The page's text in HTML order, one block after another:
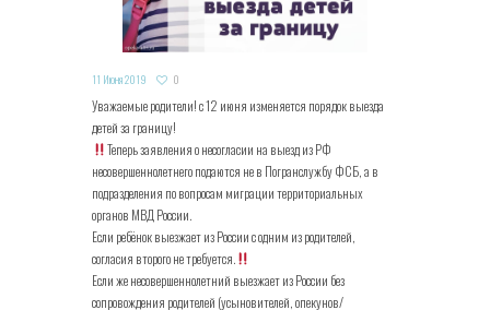
11 Июня 2019 0
Уважаемые родители! с 12 июня изменяется порядок выезда
детей за границу!
Теперь заявления о несогласии на выезд из РФ
несовершеннолетнего подаются не в Погранслужбу ФСБ, а в
подразделения по вопросам миграции территориальных
органов МВД России.
Если ребёнок выезжает из России с одним из родителей,
согласия второго не требуется.
Если же несовершеннолетний выезжает из России без
сопровождения родителей (усыновителей, опекунов/